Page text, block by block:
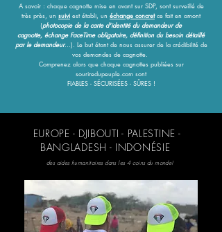
A savoir : chaque cagnotte mise en avant sur SDP, sont surveillé de
très près, un suivi est établi, un échange concretce fait en amont
(photocopie de la carte d'identité du demandeurde
cagnotte, échange FaceTime obligatoire, définition du besoin détaillé
par le demandeur...). Le but étant de nous assurer de la crédibilité de
vos demandes de cagnotte.
Comprenez alors que chaque cagnottes publiées sur
souriredupeuple.com sont
FIABLES - SÉCURISÉES- SÛRES !
EUROPE - DJIBOUTI - PALESTINE -
BANGLADESH - INDONÉSIE
des aides humanitaires dans les 4 coins du monde!